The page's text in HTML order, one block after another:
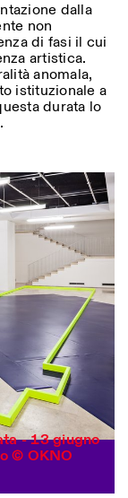
dalla
non
di fasi il cui
artistica.
anomala,
istituzionale a
durata lo
- 13 giugno
© OKNO
in
for sustainable
of Tor